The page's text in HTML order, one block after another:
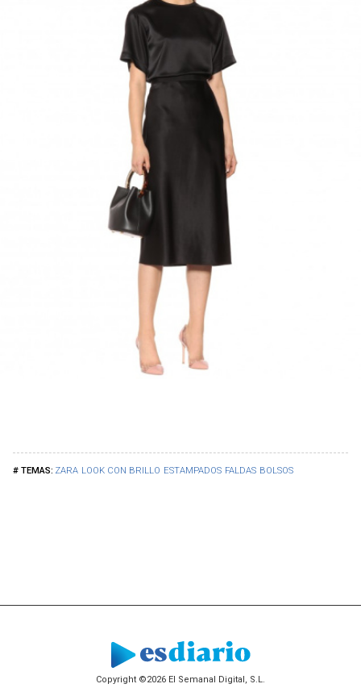
ZARA LOOK CON BRILLO ESTAMPADOS FALDAS BOLSOS
Copyright ©2026 El Semanal Digital, S.L.